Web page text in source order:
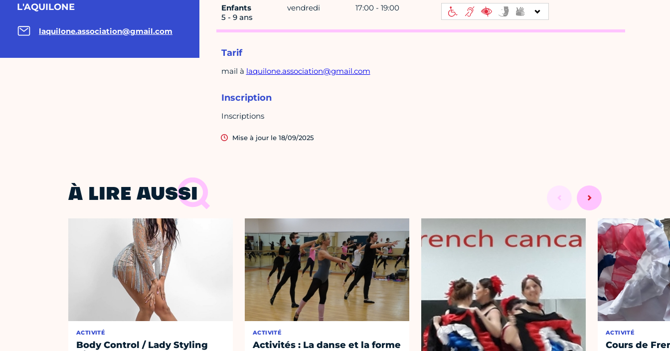
L'AQUILONE
laquilone.association@gmail.com
Enfants
5 - 9 ans
vendredi 17:00 - 19:00
Tarif
mail à laquilone.association@gmail.com
Inscription
Inscriptions
Mise à jour le 18/09/2025
À LIRE AUSSI
ACTIVITÉ
Body Control / Lady Styling
ACTIVITÉ
Activités : La danse et la forme
ACTIVITÉ
Cours de